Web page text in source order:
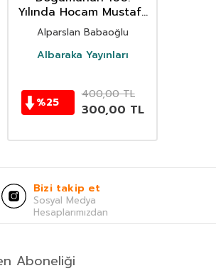
Yılında Hocam Mustafa
Düzgünman (1920-
1990)
Alparslan Babaoğlu
Albaraka Yayınları
%25
400,00TL
300,00 TL
Bizi takip et
Sosyal Medya
Hesaplarımızdan
Aboneliği